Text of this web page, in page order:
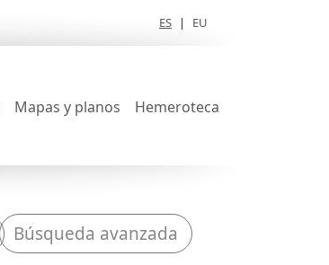
ES | EU
Mapas y planos Hemeroteca
Búsqueda avanzada